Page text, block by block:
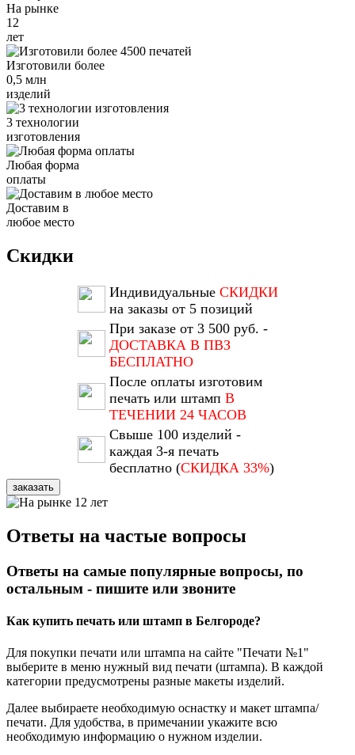
На рынке
12
лет
Изготовили более
0,5 млн
изделий
3 технологии
изготовления
Любая форма
оплаты
Доставим в
любое место
Скидки
Индивидуальные СКИДКИ
на заказы от 5 позиций
При заказе от 3 500 руб. -
ДОСТАВКА В ПВЗ
БЕСПЛАТНО
После оплаты изготовим
печать или штамп В
ТЕЧЕНИИ 24 ЧАСОВ
Свыше 100 изделий -
каждая 3-я печать
бесплатно (СКИДКА 33%)
заказать
Ответы на частые вопросы
Ответы на самые популярные вопросы, по
остальным - пишите или звоните
Как купить печать или штамп в Белгороде?
Для покупки печати или штампа на сайте "Печати №1"
выберите в меню нужный вид печати (штампа). В каждой
категории предусмотрены разные макеты изделий.
Далее выбираете необходимую оснастку и макет штампа/
печати. Для удобства, в примечании укажите всю
необходимую информацию о нужном изделии.